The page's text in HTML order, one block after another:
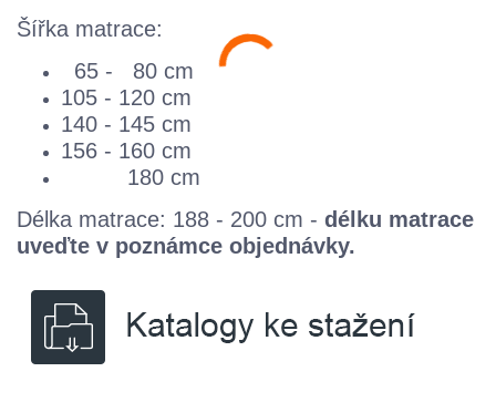
Šířka matrace:
65 - 80 cm
105 - 120 cm
140 - 145 cm
156 - 160 cm
180 cm
Délka matrace: 188 - 200 cm - délku matrace
uveďte v poznámce objednávky.